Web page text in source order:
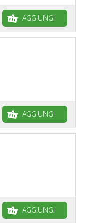
AGGIUNGI
AGGIUNGI
AGGIUNGI